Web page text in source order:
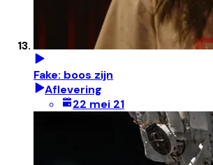
Fake: boos zijn
Aflevering
22 mei 21